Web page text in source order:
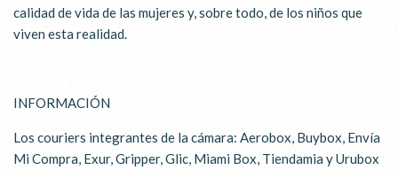
calidad de vida de las mujeres y, sobre todo, de los niños que
viven esta realidad.
INFORMACIÓN
Los couriers integrantes de la cámara: Aerobox, Buybox, Envía
Mi Compra, Exur, Gripper, Glic, Miami Box, Tiendamia y Urubox